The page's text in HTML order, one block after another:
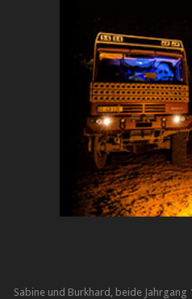
Sabine und Burkhard, beide Jahrgang